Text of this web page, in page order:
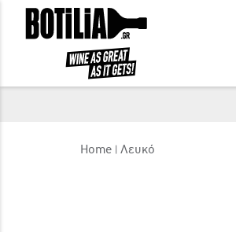
ΕΙΣΟΔΟΣ ΜΕΛΩΝ
Να με θυμάσαι
Home Λευκό